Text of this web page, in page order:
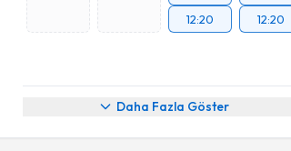
12:20
12:20
Daha Fazla Göster